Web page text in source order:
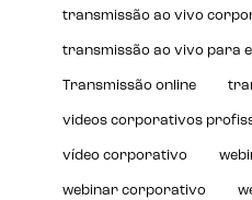
transmissão ao vivo
transmissão ao vivo para
Transmissão online
videos corporativos
vídeo corporativo
webinar corporativo